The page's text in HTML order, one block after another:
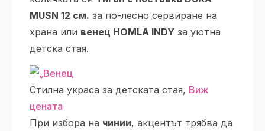
MUSN 12 см. за по-лесно сервиране на
храна или венец HOMLA INDY за уютна
детска стая.
Стилна украса за детската стая, Виж
цената
При избора на чинии, акцентът трябва да